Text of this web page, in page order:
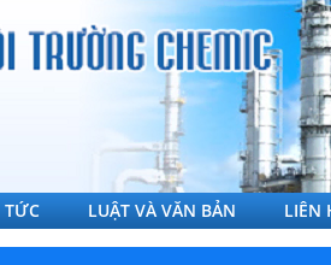
TỨC LUẬT VÀ VĂN BẢN LIÊN